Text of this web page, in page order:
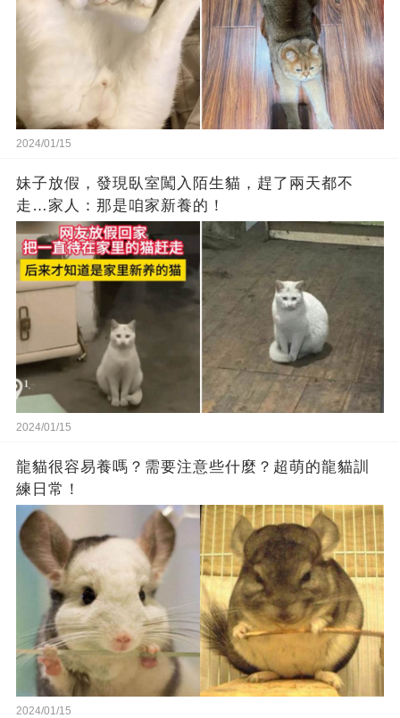
2024/01/15
妹子放假，發現臥室闖入陌生貓，趕了兩天都不
走…家人：那是咱家新養的！
2024/01/15
龍貓很容易養嗎？需要注意些什麼？超萌的龍貓訓
練日常！
2024/01/15